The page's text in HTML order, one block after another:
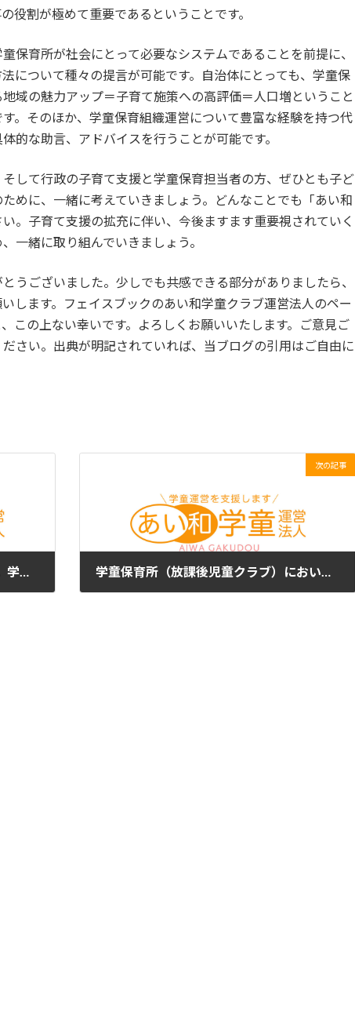
役割が極めて重要であるということです。
保育所が社会にとって必要なシステムであることを前提に、
について種々の提言が可能です。自治体にとっても、学童保
域の魅力アップ＝子育て施策への高評価＝人口増ということ
。そのほか、学童保育組織運営について豊富な経験を持つ代
的な助言、アドバイスを行うことが可能です。
して行政の子育て支援と学童保育担当者の方、ぜひとも子ど
めに、一緒に考えていきましょう。どんなことでも「あい和
。子育て支援の拡充に伴い、今後ますます重要視されていく
一緒に取り組んでいきましょう。
うございました。少しでも共感できる部分がありましたら、
します。フェイスブックのあい和学童クラブ運営法人のペー
この上ない幸いです。よろしくお願いいたします。ご意見ご
さい。出典が明記されていれば、当ブログの引用はご自由に
次の記事